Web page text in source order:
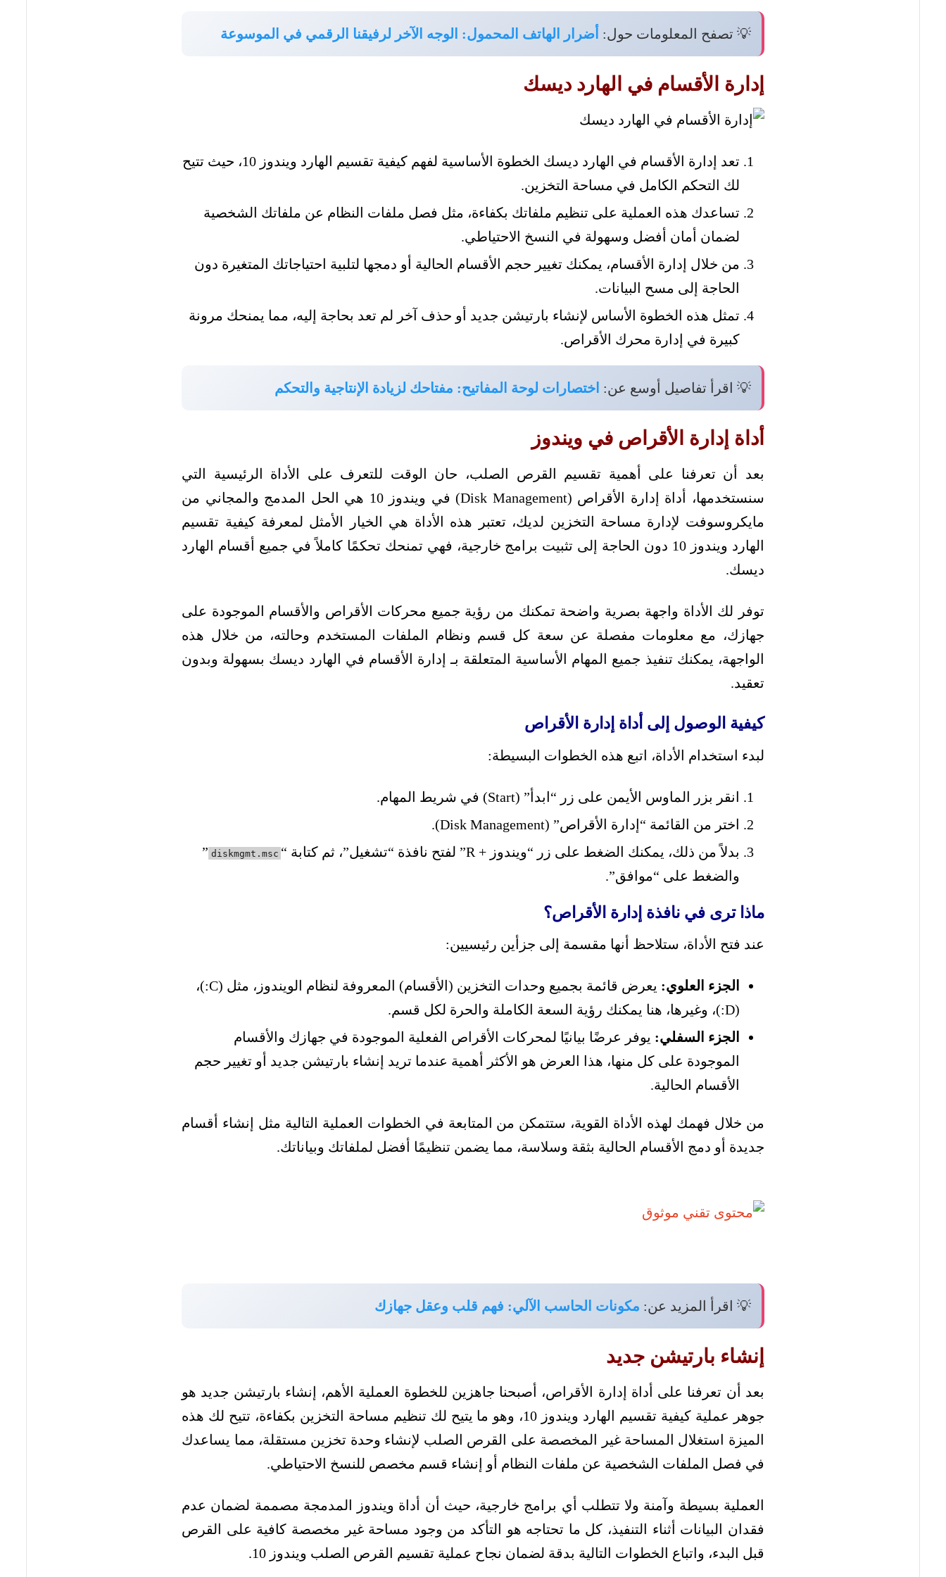
💡 تصفح المعلومات حول: أضرار الهاتف المحمول: الوجه الآخر لرفيقنا الرقمي في الموسوعة
إدارة الأقسام في الهارد ديسك
تعد إدارة الأقسام في الهارد ديسك الخطوة الأساسية لفهم كيفية تقسيم الهارد ويندوز 10، حيث تتيح
لك التحكم الكامل في مساحة التخزين.
تساعدك هذه العملية على تنظيم ملفاتك بكفاءة، مثل فصل ملفات النظام عن ملفاتك الشخصية
لضمان أمان أفضل وسهولة في النسخ الاحتياطي.
من خلال إدارة الأقسام، يمكنك تغيير حجم الأقسام الحالية أو دمجها لتلبية احتياجاتك المتغيرة دون
الحاجة إلى مسح البيانات.
تمثل هذه الخطوة الأساس لإنشاء بارتيشن جديد أو حذف آخر لم تعد بحاجة إليه، مما يمنحك مرونة
كبيرة في إدارة محرك الأقراص.
💡 اقرأ تفاصيل أوسع عن: اختصارات لوحة المفاتيح: مفتاحك لزيادة الإنتاجية والتحكم
أداة إدارة الأقراص في ويندوز
بعد أن تعرفنا على أهمية تقسيم القرص الصلب، حان الوقت للتعرف على الأداة الرئيسية التي
سنستخدمها، أداة إدارة الأقراص (Disk Management) في ويندوز 10 هي الحل المدمج والمجاني من
مايكروسوفت لإدارة مساحة التخزين لديك، تعتبر هذه الأداة هي الخيار الأمثل لمعرفة كيفية تقسيم
الهارد ويندوز 10 دون الحاجة إلى تثبيت برامج خارجية، فهي تمنحك تحكمًا كاملاً في جميع أقسام الهارد
ديسك.
توفر لك الأداة واجهة بصرية واضحة تمكنك من رؤية جميع محركات الأقراص والأقسام الموجودة على
جهازك، مع معلومات مفصلة عن سعة كل قسم ونظام الملفات المستخدم وحالته، من خلال هذه
الواجهة، يمكنك تنفيذ جميع المهام الأساسية المتعلقة بـ إدارة الأقسام في الهارد ديسك بسهولة وبدون
تعقيد.
كيفية الوصول إلى أداة إدارة الأقراص
لبدء استخدام الأداة، اتبع هذه الخطوات البسيطة:
انقر بزر الماوس الأيمن على زر “ابدأ” (Start) في شريط المهام.
اختر من القائمة “إدارة الأقراص” (Disk Management).
بدلاً من ذلك، يمكنك الضغط على زر “ويندوز + R” لفتح نافذة “تشغيل”، ثم كتابة “
diskmgmt.msc
”
والضغط على “موافق”.
ماذا ترى في نافذة إدارة الأقراص؟
عند فتح الأداة، ستلاحظ أنها مقسمة إلى جزأين رئيسيين:
الجزء العلوي:
يعرض قائمة بجميع وحدات التخزين (الأقسام) المعروفة لنظام الويندوز، مثل (C:)،
(D:)، وغيرها، هنا يمكنك رؤية السعة الكاملة والحرة لكل قسم.
الجزء السفلي: يوفر عرضًا بيانيًا لمحركات الأقراص الفعلية الموجودة في جهازك والأقسام
الموجودة على كل منها، هذا العرض هو الأكثر أهمية عندما تريد إنشاء بارتيشن جديد أو تغيير حجم
الأقسام الحالية.
من خلال فهمك لهذه الأداة القوية، ستتمكن من المتابعة في الخطوات العملية التالية مثل إنشاء أقسام
جديدة أو دمج الأقسام الحالية بثقة وسلاسة، مما يضمن تنظيمًا أفضل لملفاتك وبياناتك.
💡 اقرأ المزيد عن: مكونات الحاسب الآلي: فهم قلب وعقل جهازك
إنشاء بارتيشن جديد
بعد أن تعرفنا على أداة إدارة الأقراص، أصبحنا جاهزين للخطوة العملية الأهم، إنشاء بارتيشن جديد هو
جوهر عملية كيفية تقسيم الهارد ويندوز 10، وهو ما يتيح لك تنظيم مساحة التخزين بكفاءة، تتيح لك هذه
الميزة استغلال المساحة غير المخصصة على القرص الصلب لإنشاء وحدة تخزين مستقلة، مما يساعدك
في فصل الملفات الشخصية عن ملفات النظام أو إنشاء قسم مخصص للنسخ الاحتياطي.
العملية بسيطة وآمنة ولا تتطلب أي برامج خارجية، حيث أن أداة ويندوز المدمجة مصممة لضمان عدم
فقدان البيانات أثناء التنفيذ، كل ما تحتاجه هو التأكد من وجود مساحة غير مخصصة كافية على القرص
قبل البدء، واتباع الخطوات التالية بدقة لضمان نجاح عملية تقسيم القرص الصلب ويندوز 10.